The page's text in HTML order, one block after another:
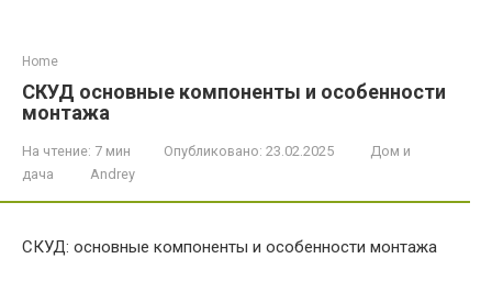
Home
СКУД основные компоненты и особенности
монтажа
На чтение: 7 мин Опубликовано: 23.02.2025
Дом и
дача
Andrey
СКУД: основные компоненты и особенности монтажа